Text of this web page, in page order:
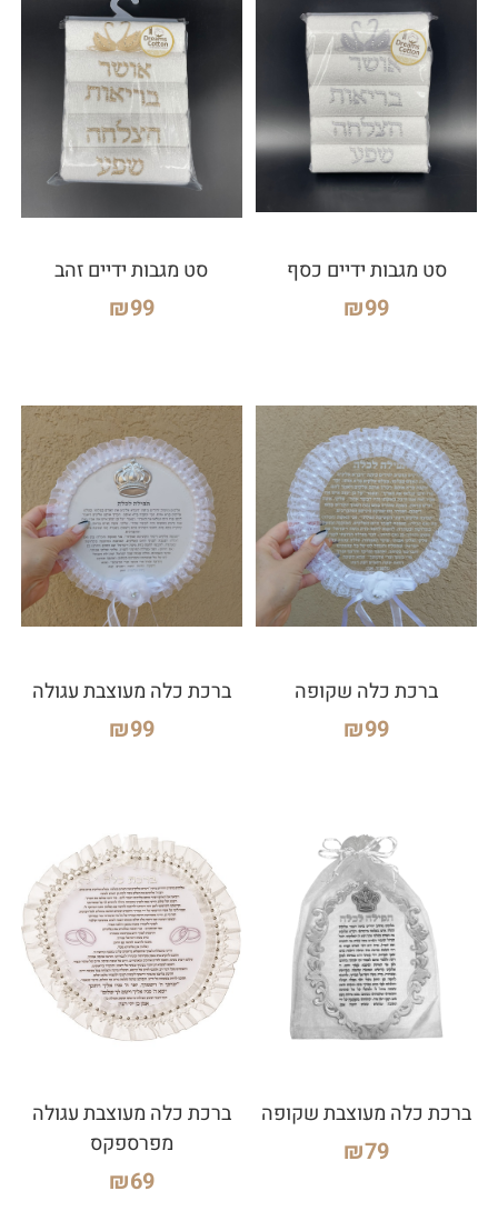
סט מגבות ידיים כסף
₪99
סט מגבות ידיים זהב
₪99
ברכת כלה שקופה
₪99
ברכת כלה מעוצבת עגולה
₪99
ברכת כלה מעוצבת שקופה
₪79
ברכת כלה מעוצבת עגולה
מפרספקס
₪69